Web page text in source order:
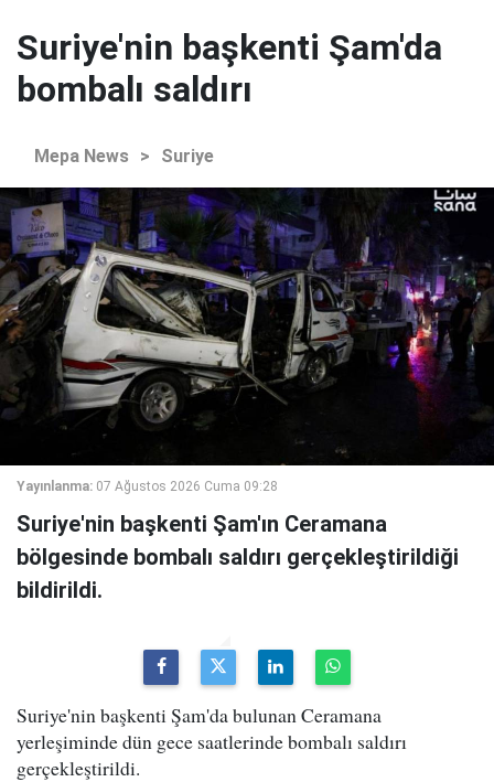
Suriye'nin başkenti Şam'da
bombalı saldırı
Mepa News > Suriye
Yayınlanma: 07 Ağustos 2026 Cuma 09:28
Suriye'nin başkenti Şam'ın Ceramana
bölgesinde bombalı saldırı gerçekleştirildiği
bildirildi.
Suriye'nin başkenti Şam'da bulunan Ceramana
yerleşiminde dün gece saatlerinde bombalı saldırı
gerçekleştirildi.